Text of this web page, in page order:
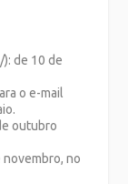
de 10 de
o e-mail
outubro
no